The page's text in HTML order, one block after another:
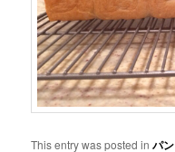
This entry was posted inパン